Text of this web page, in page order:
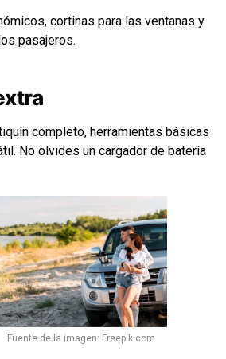
cortinas para las ventanas y
pasajeros.
completo, herramientas básicas
No olvides un cargador de batería
Fuente de la imagen: Freepik.com